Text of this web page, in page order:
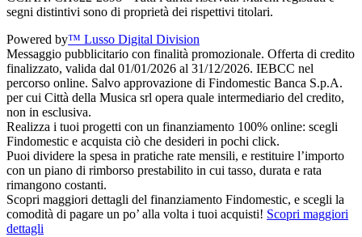
segni distintivi sono di proprietà dei rispettivi titolari.
Powered by™ Lusso Digital Division
Messaggio pubblicitario con finalità promozionale. Offerta di credito
finalizzato, valida dal 01/01/2026 al 31/12/2026. IEBCC nel
percorso online. Salvo approvazione di Findomestic Banca S.p.A.
per cui Città della Musica srl opera quale intermediario del credito,
non in esclusiva.
Realizza i tuoi progetti con un finanziamento 100% online: scegli
Findomestic e acquista ciò che desideri in pochi click.
Puoi dividere la spesa in pratiche rate mensili, e restituire l’importo
con un piano di rimborso prestabilito in cui tasso, durata e rata
rimangono costanti.
Scopri maggiori dettagli del finanziamento Findomestic, e scegli la
comodità di pagare un po’ alla volta i tuoi acquisti! Scopri maggiori
dettagli